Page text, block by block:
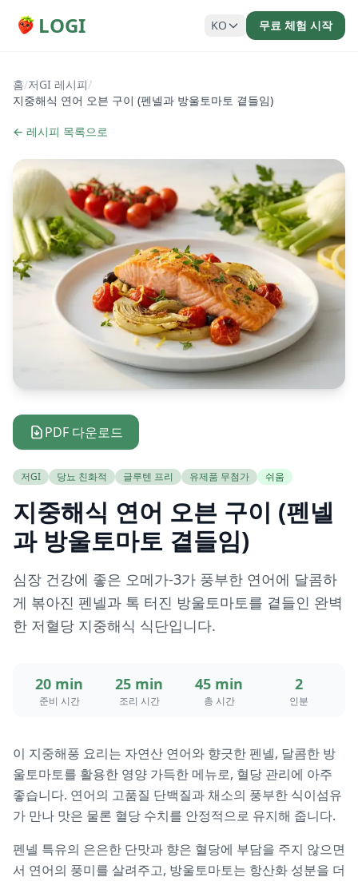
LOGI KO 무료 체험 시작
홈/저GI 레시피/
지중해식 연어 오븐 구이 (펜넬과 방울토마토 곁들임)
← 레시피 목록으로
PDF 다운로드
저GI 당뇨 친화적 글루텐 프리 유제품 무첨가 쉬움
지중해식 연어 오븐 구이 (펜넬
과 방울토마토 곁들임)
심장 건강에 좋은 오메가-3가 풍부한 연어에 달콤하
게 볶아진 펜넬과 톡 터진 방울토마토를 곁들인 완벽
한 저혈당 지중해식 식단입니다.
20 min
준비 시간
25 min
조리 시간
45 min
총 시간
2
인분
이 지중해풍 요리는 자연산 연어와 향긋한 펜넬, 달콤한 방
울토마토를 활용한 영양 가득한 메뉴로, 혈당 관리에 아주
좋습니다. 연어의 고품질 단백질과 채소의 풍부한 식이섬유
가 만나 맛은 물론 혈당 수치를 안정적으로 유지해 줍니다.
펜넬 특유의 은은한 단맛과 향은 혈당에 부담을 주지 않으면
서 연어의 풍미를 살려주고, 방울토마토는 항산화 성분을 더